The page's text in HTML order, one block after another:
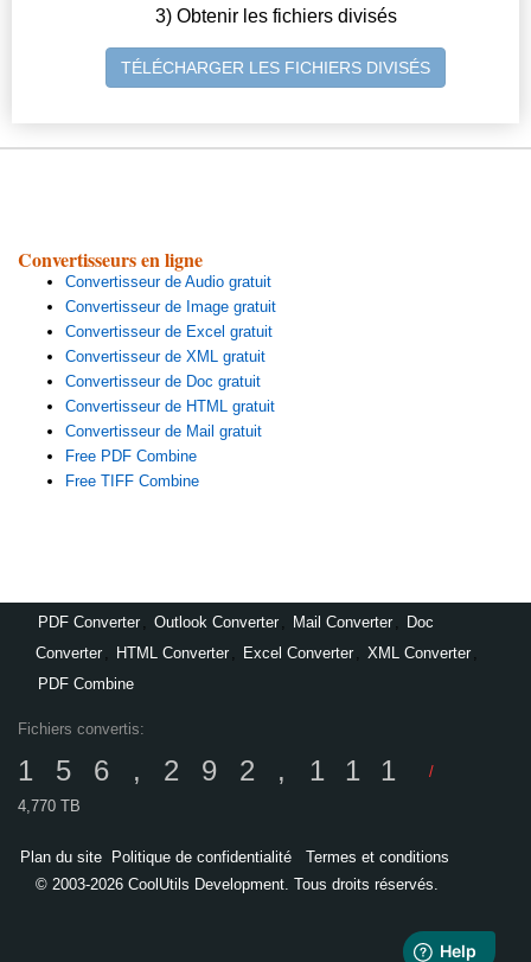
3) Obtenir les fichiers divisés
TÉLÉCHARGER LES FICHIERS DIVISÉS
Convertisseurs en ligne
Convertisseur de Audio gratuit
Convertisseur de Image gratuit
Convertisseur de Excel gratuit
Convertisseur de XML gratuit
Convertisseur de Doc gratuit
Convertisseur de HTML gratuit
Convertisseur de Mail gratuit
Free PDF Combine
Free TIFF Combine
PDF Converter Outlook Converter Mail Converter
Doc
Converter
HTML Converter Excel Converter XML Converter
PDF Combine
Fichiers convertis:
156,292,111
/
4,770 TB
Plan du site Politique de confidentialité
Termes et conditions
© 2003-2026 CoolUtils Development. Tous droits réservés.